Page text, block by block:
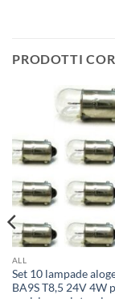
PRODOTTI
ALL
Set 10 lampade
BA9S T8,5 24V 4W